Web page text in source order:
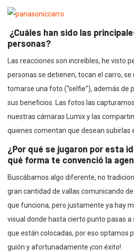
¿Cuáles han sido las
personas?
Las reacciones son increíbles, he visto
personas se detienen, tocan el carro,
tomarse una foto (“selfie”), además de
sus beneficios. Las fotos las
nuestras cámaras Lumix y las
quienes comentan que desean subirlas
¿Por qué se jugaron por esta
qué forma te convenció la
Buscábamos algo diferente, no
gran cantidad de vallas comunicando
que funciona, pero justamente ya hay
visual donde hasta cierto punto pasas a
que están colocadas, por eso optamos
guión y afortunadamente ¡con éxito!.